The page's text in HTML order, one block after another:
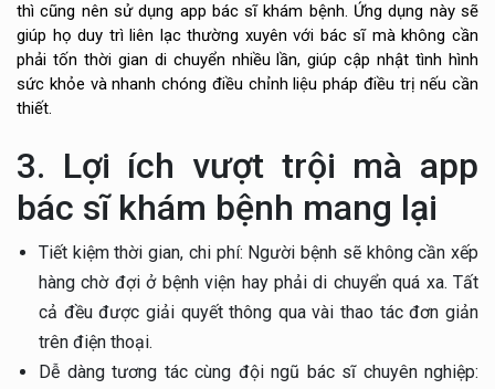
thì cũng nên sử dụng app bác sĩ khám bệnh. Ứng dụng này sẽ
giúp họ duy trì liên lạc thường xuyên với bác sĩ mà không cần
phải tốn thời gian di chuyển nhiều lần, giúp cập nhật tình hình
sức khỏe và nhanh chóng điều chỉnh liệu pháp điều trị nếu cần
thiết.
3. Lợi ích vượt trội mà app
bác sĩ khám bệnh mang lại
Tiết kiệm thời gian, chi phí: Người bệnh sẽ không cần xếp
hàng chờ đợi ở bệnh viện hay phải di chuyển quá xa. Tất
cả đều được giải quyết thông qua vài thao tác đơn giản
trên điện thoại.
Dễ dàng tương tác cùng đội ngũ bác sĩ chuyên nghiệp: